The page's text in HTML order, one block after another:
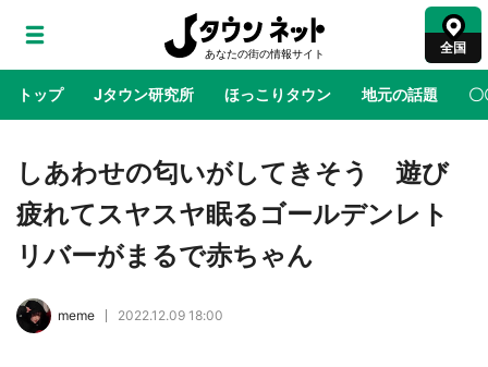
全国
トップ Jタウン研究所 ほっこりタウン 地元の話題 〇
地域×二次元 絶景 あの時はありがとう 物語がはじ
ラプラス・ダークネスが栃木県を征服！？ 県
公式プロモ動画で「聖地」が生産されてます
しあわせの匂いがしてきそう 遊び
疲れてスヤスヤ眠るゴールデンレト
リバーがまるで赤ちゃん
meme 2022.12.09 18:00